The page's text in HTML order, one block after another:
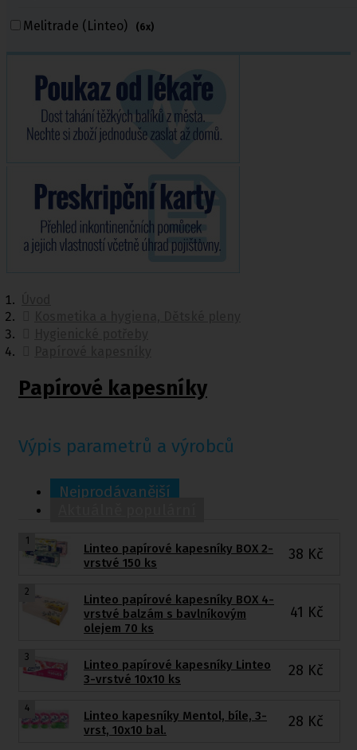
Melitrade (Linteo) (6x)
volejte
461 616 039
Papírové kapesníky
Výpis parametrů a výrobců
Nejprodávanější
1
Linteo papírové kapesníky BOX 2-
vrstvé 150 ks
38 Kč
2
Linteo papírové kapesníky BOX 4-
vrstvé balzám s bavlníkovým
olejem 70 ks
41 Kč
3
Linteo papírové kapesníky Linteo
3-vrstvé 10x10 ks
28 Kč
4
Linteo kapesníky Mentol, bíle, 3-
vrst, 10x10 bal.
28 Kč